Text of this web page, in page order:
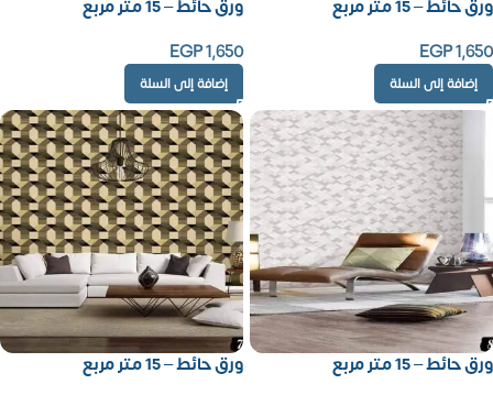
ورق حائط – 15 متر مربع
EGP1,650
إضافة إلى السلة
ورق حائط – 15 متر مربع
EGP1,650
إضافة إلى السلة
ورق حائط – 15 متر مربع
ورق حائط – 15 متر مربع